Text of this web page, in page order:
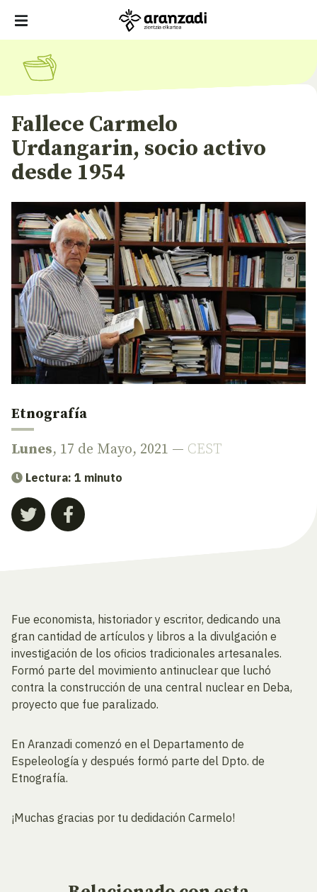
Fallece Carmelo
Urdangarin, socio activo
desde 1954
Etnografía
Lunes, 17 de Mayo, 2021 — CEST
Lectura: 1 minuto
Fue economista, historiador y escritor, dedicando una
gran cantidad de artículos y libros a la divulgación e
investigación de los oficios tradicionales artesanales.
Formó parte del movimiento antinuclear que luchó
contra la construcción de una central nuclear en Deba,
proyecto que fue paralizado.
En Aranzadi comenzó en el Departamento de
Espeleología y después formó parte del Dpto. de
Etnografía.
¡Muchas gracias por tu dedidación Carmelo!